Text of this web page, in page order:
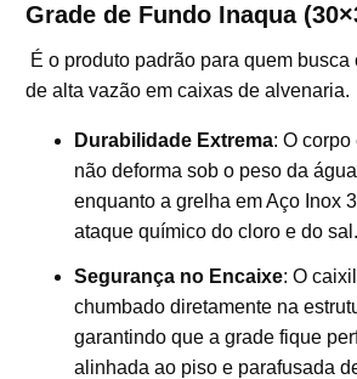
Grade de Fundo Inaqua
É o produto padrão para quem
de alta vazão em caixas de alvenaria.
Durabilidade Extrema: O
não deforma sob o peso da
enquanto a grelha em Aço Inox
ataque químico do cloro e do sal.
Segurança no Encaixe: O
chumbado diretamente na
garantindo que a grade fique
alinhada ao piso e parafusada